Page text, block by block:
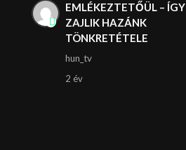
EMLÉKEZTETŐÜL – ÍGY
ZAJLIK HAZÁNK
TÖNKRETÉTELE
hun_tv
2 év